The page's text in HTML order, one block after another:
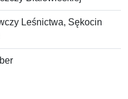
Leśnictwa, Sękocin